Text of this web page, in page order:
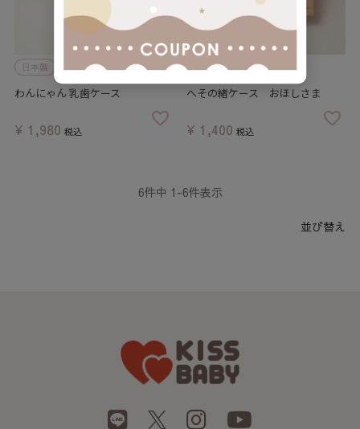
日本製 名入れ メール便
わんにゃん 乳歯ケース
¥ 1,980 税込
名入れ メール便
へその緒ケース おほしさま
¥ 1,400 税込
並び替え
6件中 1 -6件表示